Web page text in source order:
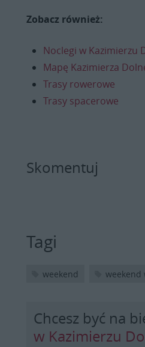
Zobacz również:
Noclegi w Kazimierzu
Mapę Kazimierza
Trasy rowerowe
Trasy spacerowe
Skomentuj
Tagi
weekend weekend
Chcesz być na
w Kazimierzu